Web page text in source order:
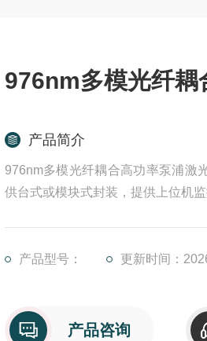
976nm多模光纤耦
产品简介
976nm多模光纤耦合高功率泵浦激
供台式或模块式封装，提供上位机监
产品型号： 更新时间：
产品咨询